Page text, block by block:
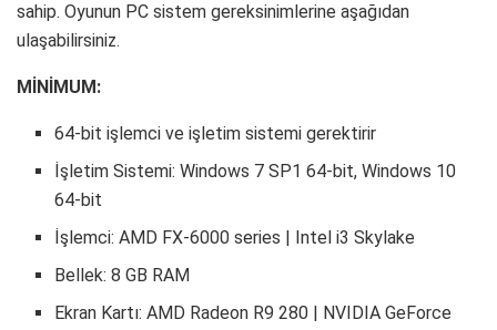
sahip. Oyunun PC sistem gereksinimlerine aşağıdan
ulaşabilirsiniz.
MİNİMUM:
64-bit işlemci ve işletim sistemi gerektirir
İşletim Sistemi: Windows 7 SP1 64-bit, Windows 10
64-bit
İşlemci: AMD FX-6000 series | Intel i3 Skylake
Bellek: 8 GB RAM
Ekran Kartı: AMD Radeon R9 280 | NVIDIA GeForce